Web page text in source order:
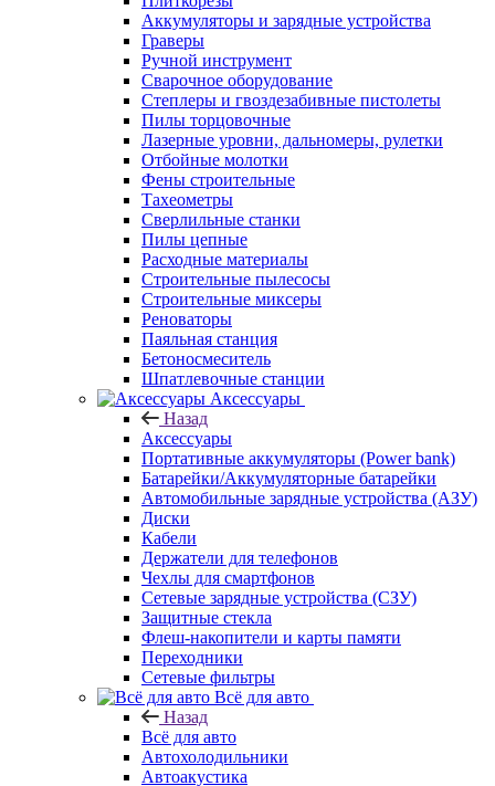
Аккумуляторы и зарядные устройства
Граверы
Ручной инструмент
Сварочное оборудование
Степлеры и гвоздезабивные пистолеты
Пилы торцовочные
Лазерные уровни, дальномеры, рулетки
Отбойные молотки
Фены строительные
Тахеометры
Сверлильные станки
Пилы цепные
Расходные материалы
Строительные пылесосы
Строительные миксеры
Реноваторы
Паяльная станция
Бетоносмеситель
Шпатлевочные станции
Аксессуары
Назад
Аксессуары
Портативные аккумуляторы (Power bank)
Батарейки/Аккумуляторные батарейки
Автомобильные зарядные устройства (АЗУ)
Диски
Кабели
Держатели для телефонов
Чехлы для смартфонов
Сетевые зарядные устройства (СЗУ)
Защитные стекла
Флеш-накопители и карты памяти
Переходники
Сетевые фильтры
Всё для авто
Назад
Всё для авто
Автохолодильники
Автоакустика